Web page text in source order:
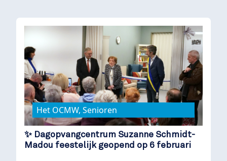
Het OCMW, Senioren
✨ Dagopvangcentrum Suzanne Schmidt-
Madou feestelijk geopend op 6 februari